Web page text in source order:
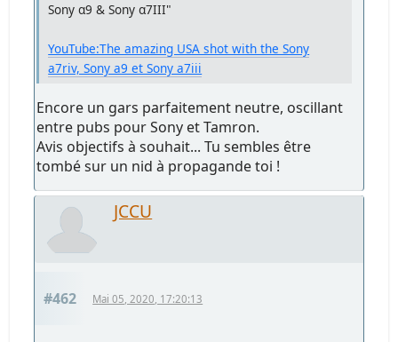
Sony α9 & Sony α7III"
YouTube:The amazing USA shot with the Sony
a7riv, Sony a9 et Sony a7iii
Encore un gars parfaitement neutre, oscillant
entre pubs pour Sony et Tamron.
Avis objectifs à souhait... Tu sembles être
tombé sur un nid à propagande toi !
JCCU
#462 Mai 05, 2020, 17:20:13